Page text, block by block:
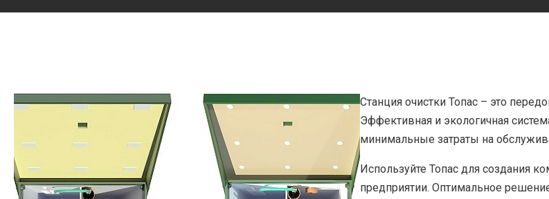
Станция очистки Топас – это
Эффективная и экологичная
минимальные затраты на
Используйте Топас для создания
предприятии. Оптимальное